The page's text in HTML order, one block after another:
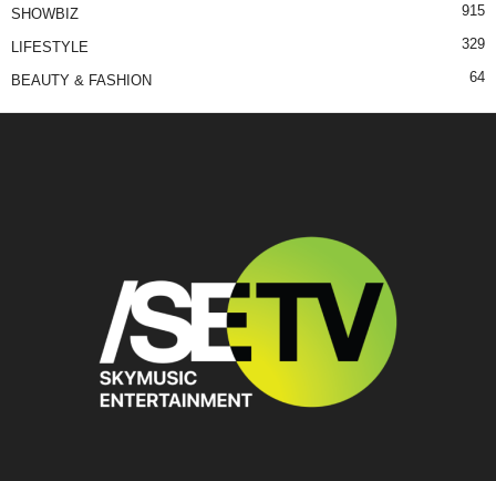
SHOWBIZ 915
LIFESTYLE 329
BEAUTY & FASHION 64